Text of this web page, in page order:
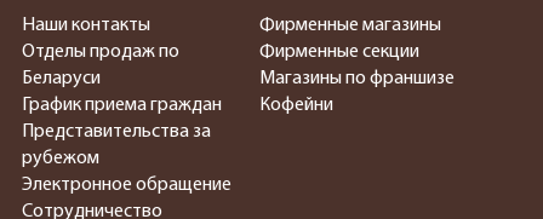
Наши контакты
Отделы продаж по
Беларуси
График приема граждан
Представительства за
рубежом
Электронное обращение
Сотрудничество
Фирменные магазины
Фирменные секции
Магазины по франшизе
Кофейни